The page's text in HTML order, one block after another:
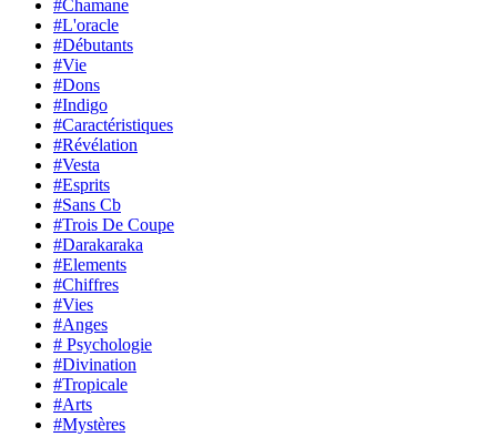
#Chamane
#L'oracle
#Débutants
#Vie
#Dons
#Indigo
#Caractéristiques
#Révélation
#Vesta
#Esprits
#Sans Cb
#Trois De Coupe
#Darakaraka
#Elements
#Chiffres
#Vies
#Anges
# Psychologie
#Divination
#Tropicale
#Arts
#Mystères